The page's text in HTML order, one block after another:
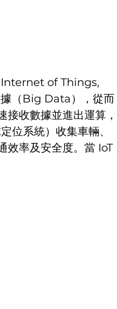
Internet of Things,
據（Big Data），從而
收數據並進出運算，
位系統）收集車輛、
效率及安全度。當 IoT